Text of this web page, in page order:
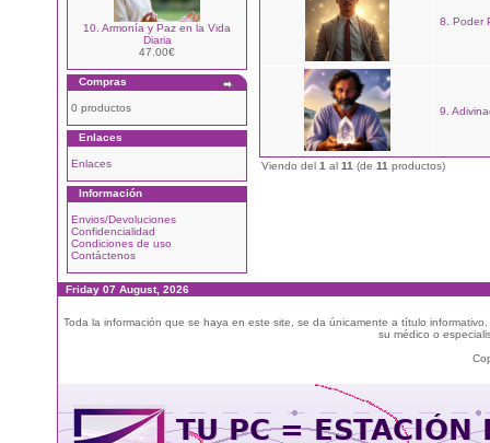
10. Armonía y Paz en la Vida
Diaria
47.00€
Compras
0 productos
Enlaces
Enlaces
Información
Envios/Devoluciones
Confidencialidad
Condiciones de uso
Contáctenos
8. Poder
9.
Viendo del 1 al 11 (de 11 productos)
Friday 07 August, 2026
Toda la información que se haya en este site, se da únicamente a título
su médico o